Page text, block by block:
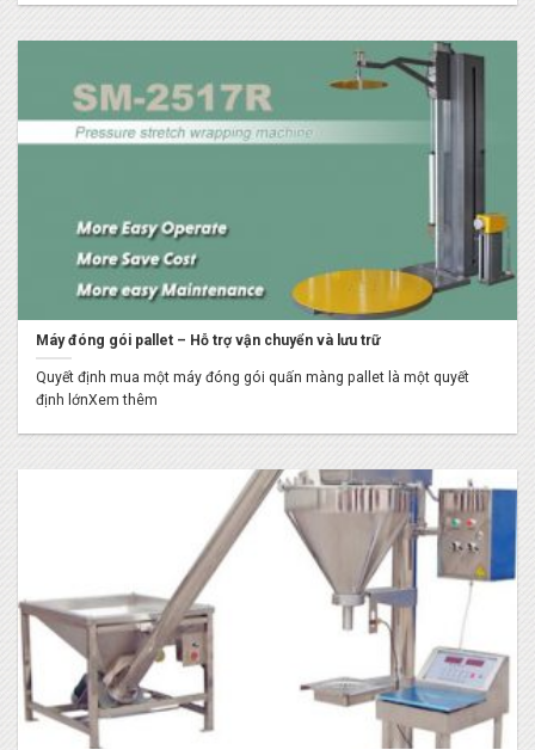
Máy đóng gói pallet – Hỗ trợ vận chuyển và lưu trữ
Quyết định mua một máy đóng gói quấn màng pallet là một quyết
định lớnXem thêm